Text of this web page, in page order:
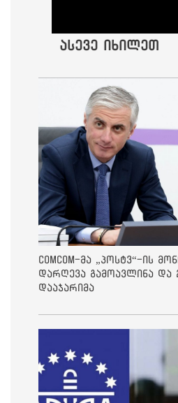
ასევე იხილეთ
ComCom-მა „პოსტვ“-ის
დარღევა გამოავლინა და
დააჯარიმა